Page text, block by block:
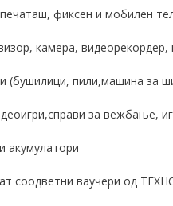
фиксен и мобилен
камера, видеорекордер,
(бушилици, пили,машина за
за вежбање,
акумулатори
соодветни ваучери од